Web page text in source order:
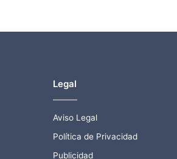
Legal
Aviso Legal
Política de Privacidad
Publicidad